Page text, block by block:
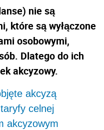
nie są
które są wyłączone
osobowymi,
Dlatego do ich
akcyzowy.
akcyzą
celnej
akcyzowym